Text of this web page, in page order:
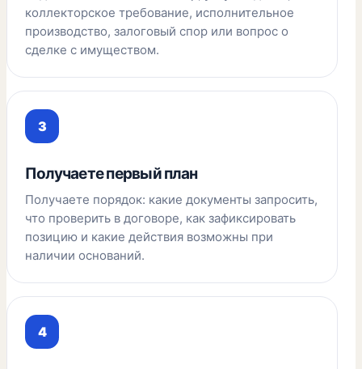
коллекторское требование, исполнительное
производство, залоговый спор или вопрос о
сделке с имуществом.
Получаете первый план
Получаете порядок: какие документы запросить,
что проверить в договоре, как зафиксировать
позицию и какие действия возможны при
наличии оснований.